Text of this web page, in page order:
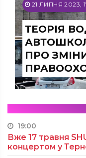
21 ЛИПНЯ 2023,
ТЕОРІЯ
ПРО
19:00
Вже 17 травня
концертом у